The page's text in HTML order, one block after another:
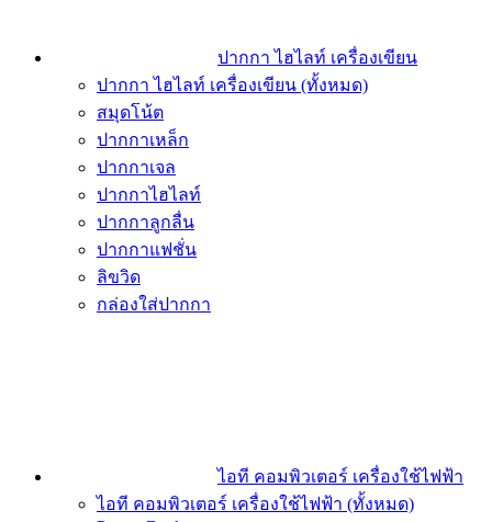
ปากกา ไฮไลท์ เครื่องเขียน
ปากกา ไฮไลท์ เครื่องเขียน (ทั้งหมด)
สมุดโน้ต
ปากกาเหล็ก
ปากกาเจล
ปากกาไฮไลท์
ปากกาลูกลื่น
ปากกาแฟชั่น
ลิขวิด
กล่องใส่ปากกา
ไอที คอมพิวเตอร์ เครื่องใช้ไฟฟ้า
ไอที คอมพิวเตอร์ เครื่องใช้ไฟฟ้า (ทั้งหมด)